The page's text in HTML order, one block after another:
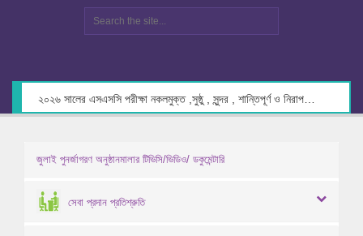
জুলাই পুনর্জাগরণ অনুষ্ঠানমালার টিভিসি/ভিডিও/ ডকুমেন্টারি
সেবা প্রদান প্রতিশ্রুতি